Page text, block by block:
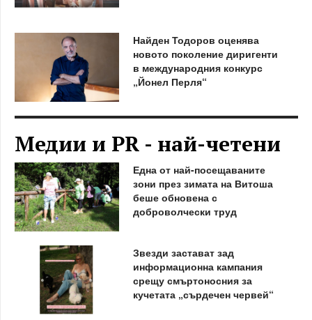
Найден Тодоров оценява
новото поколение диригенти
в международния конкурс
„Йонел Перля“
Медии и PR - най-четени
Една от най-посещаваните
зони през зимата на Витоша
беше обновена с
доброволчески труд
Звезди застават зад
информационна кампания
срещу смъртоносния за
кучетата „сърдечен червей“